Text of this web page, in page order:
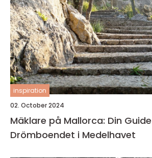
inspiration
02. October 2024
Mäklare på Mallorca: Din
Drömboendet i Medelhavet